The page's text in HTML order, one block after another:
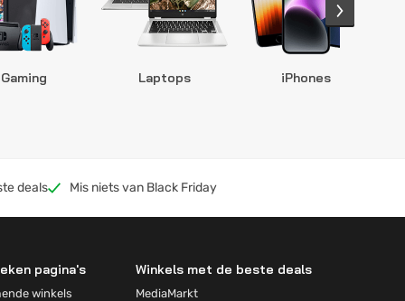
Gaming Laptops iPhones
deals Mis niets van Black Friday
pagina's
winkels
Winkels met de beste deals
MediaMarkt